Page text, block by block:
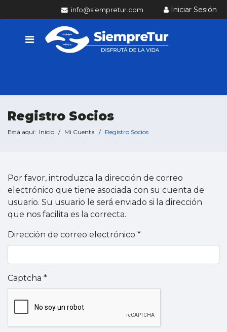
Iniciar Sesión
info@siempretur.com
Registro Socios
Está aquí: Inicio Mi Cuenta Registro Socios
Por favor, introduzca la dirección de correo
electrónico que tiene asociada con su cuenta de
usuario. Su usuario le será enviado si la dirección
que nos facilita es la correcta.
Dirección de correo electrónico *
Captcha *